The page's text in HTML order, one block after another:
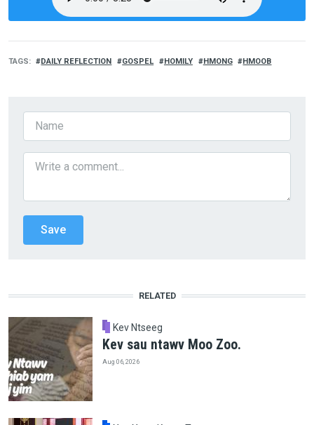
TAGS DAILY REFLECTION GOSPEL HOMILY HMONG HMOOB
RELATED
Kev Ntseeg
Kev sau ntawv Moo Zoo.
Aug 06, 2026